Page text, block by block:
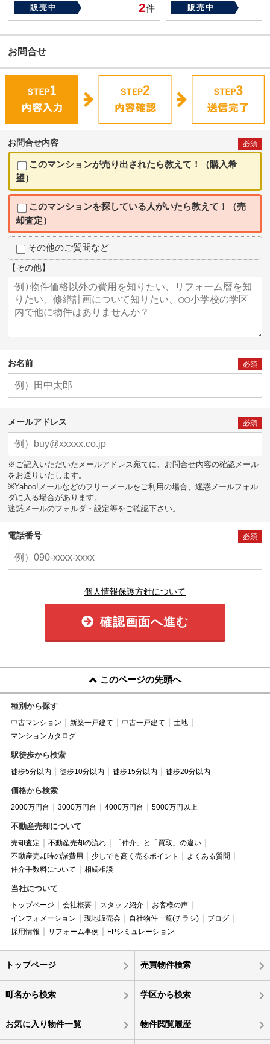
販売中
2件
販売中
お問合せ
お問合せ内容 必須
このマンションが売り出されたら教えて！（購入希
望）
このマンションを探している人がいたら教えて！（売
却査定）
その他のご質問など
【その他】
お名前 必須
メールアドレス 必須
※ご記入いただいたメールアドレス宛てに、お問合せ内容の確認メール
をお送りいたします。
※Yahoo!メールなどのフリーメールをご利用の場合、迷惑メールフォル
ダに入る場合があります。
迷惑メールのフォルダ・設定等をご確認下さい。
電話番号 必須
個人情報保護方針について
確認画面へ進む
このページの先頭へ
種別から探す
中古マンション 新築一戸建て 中古一戸建て
土地
マンションカタログ
駅徒歩から検索
徒歩5分以内 徒歩10分以内 徒歩15分以内 徒歩20分以内
価格から検索
2000万円台 3000万円台 4000万円台 5000万円以上
不動産売却について
売却査定 不動産売却の流れ
「仲介」と「買取」の違い
不動産売却時の諸費用
少しでも高く売るポイント
よくある質問
仲介手数料について
相続相談
当社について
トップページ 会社概要 スタッフ紹介
お客様の声
インフォメーション
現地販売会 自社物件一覧(チラシ)
ブログ
採用情報
リフォーム事例 FPシミュレーション
トップページ 売買物件検索
町名から検索 学区から検索
お気に入り物件一覧 物件閲覧履歴